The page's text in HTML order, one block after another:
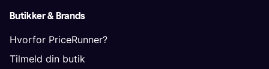
Butikker & Brands
Hvorfor PriceRunner?
Tilmeld din butik